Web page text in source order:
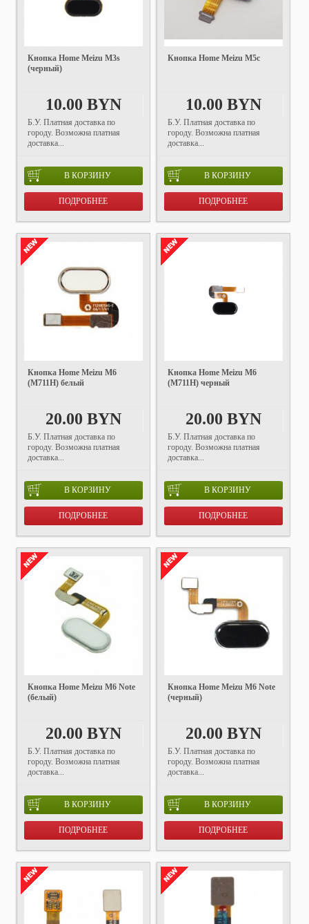
Кнопка Home Meizu M3s
(черный)
10.00 BYN
Б.У. Платная доставка по
городу. Возможна платная
доставка...
В КОРЗИНУ
ПОДРОБНЕЕ
Кнопка Home Meizu M5c
10.00 BYN
Б.У. Платная доставка по
городу. Возможна платная
доставка...
В КОРЗИНУ
ПОДРОБНЕЕ
Кнопка Home Meizu M6
(M711H) белый
20.00 BYN
Б.У. Платная доставка по
городу. Возможна платная
доставка...
В КОРЗИНУ
ПОДРОБНЕЕ
Кнопка Home Meizu M6
(M711H) черный
20.00 BYN
Б.У. Платная доставка по
городу. Возможна платная
доставка...
В КОРЗИНУ
ПОДРОБНЕЕ
Кнопка Home Meizu M6 Note
(белый)
20.00 BYN
Б.У. Платная доставка по
городу. Возможна платная
доставка...
В КОРЗИНУ
ПОДРОБНЕЕ
Кнопка Home Meizu M6 Note
(черный)
20.00 BYN
Б.У. Платная доставка по
городу. Возможна платная
доставка...
В КОРЗИНУ
ПОДРОБНЕЕ